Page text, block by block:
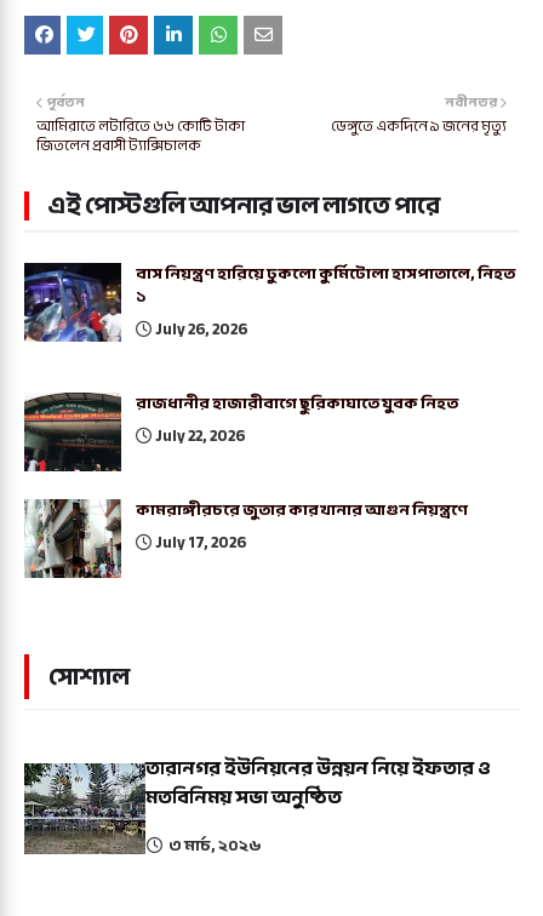
নবীনতর
ডেঙ্গুতে একদিনে ৯ জনের মৃত্যু
পূর্বতন
আমিরাতে লটারিতে ৬৬ কোটি টাকা
জিতলেন প্রবাসী ট্যাক্সিচালক
এই পোস্টগুলি আপনার ভাল লাগতে পারে
বাস নিয়ন্ত্রণ হারিয়ে ঢুকলো কুর্মিটোলা হাসপাতালে, নিহত
১
July 26, 2026
রাজধানীর হাজারীবাগে ছুরিকাঘাতে যুবক নিহত
July 22, 2026
কামরাঙ্গীরচরে জুতার কারখানার আগুন নিয়ন্ত্রণে
July 17, 2026
সোশ্যাল
তারানগর ইউনিয়নের উন্নয়ন নিয়ে ইফতার ও
মতবিনিময় সভা অনুষ্ঠিত
৩ মার্চ, ২০২৬